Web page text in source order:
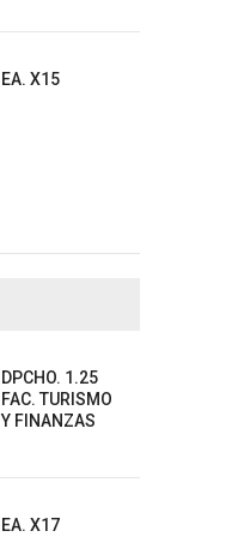
EA. X15
DPCHO. 1.25
FAC. TURISMO
Y FINANZAS
EA. X17